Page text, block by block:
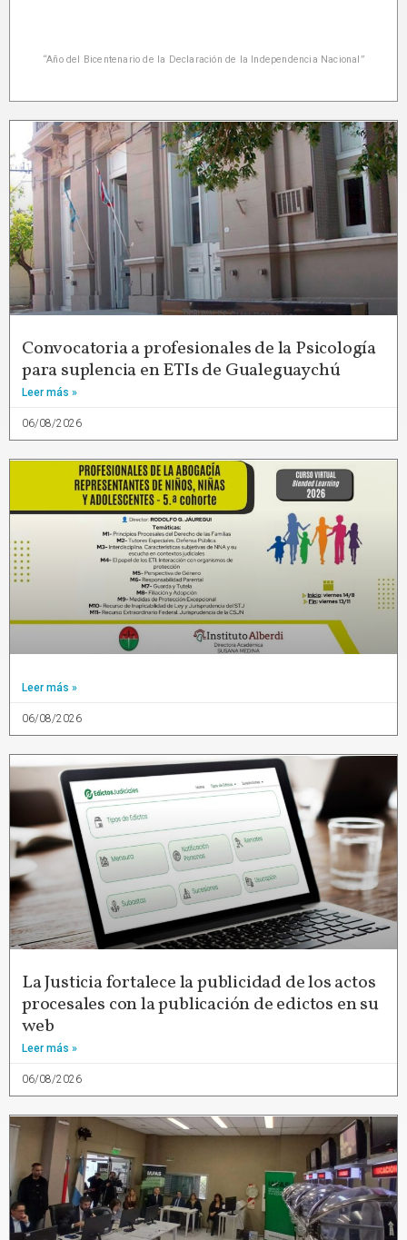
“Año del Bicentenario de la Declaración de la Independencia Nacional”
Convocatoria a profesionales de la Psicología
para suplencia en ETIs de Gualeguaychú
Leer más »
06/08/2026
Leer más »
06/08/2026
La Justicia fortalece la publicidad de los actos
procesales con la publicación de edictos en su
web
Leer más »
06/08/2026